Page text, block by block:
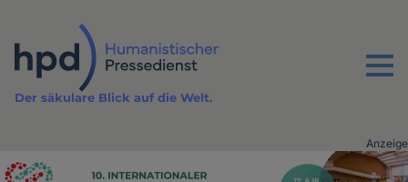
Inhalt
Menu
Der säkulare Blick auf die Welt.
Advertising
Anzeige